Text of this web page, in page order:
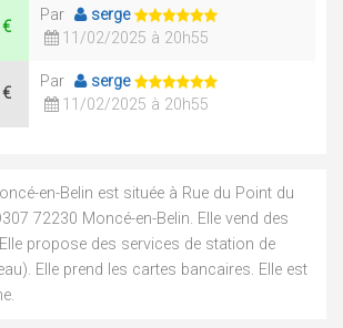
Par
serge
11/02/2025 à 20h55
Par
serge
11/02/2025 à 20h55
en-Belin est située à Rue du Point du
72230 Moncé-en-Belin. Elle vend des
propose des services de station de
Elle prend les cartes bancaires. Elle est